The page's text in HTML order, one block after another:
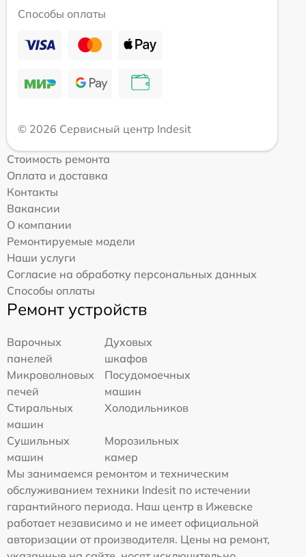
Способы оплаты
© 2026 Сервисный центр Indesit
Стоимость ремонта
Оплата и доставка
Контакты
Вакансии
О компании
Ремонтируемые модели
Наши услуги
Согласие на обработку персональных данных
Способы оплаты
Ремонт устройств
Варочных
панелей
Духовых
шкафов
Микроволновых
печей
Посудомоечных
машин
Стиральных
машин
Холодильников
Сушильных
машин
Морозильных
камер
Мы занимаемся ремонтом и техническим
обслуживанием техники Indesit по истечении
гарантийного периода. Наш центр в Ижевске
работает независимо и не имеет официальной
авторизации от производителя. Цены на ремонт,